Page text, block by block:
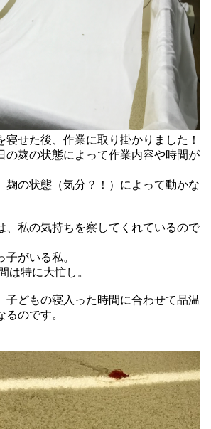
寝せた後、作業に取り掛かりました！
の麹の状態によって作業内容や時間が
麹の状態（気分？！）によって動かな
、私の気持ちを察してくれているので
子がいる私。
は特に大忙し。
子どもの寝入った時間に合わせて品温
のです。